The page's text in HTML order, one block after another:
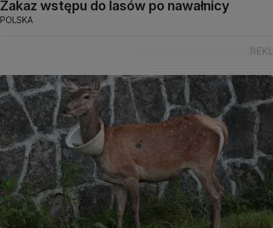
Zakaz wstępu do lasów po nawałnicy
POLSKA